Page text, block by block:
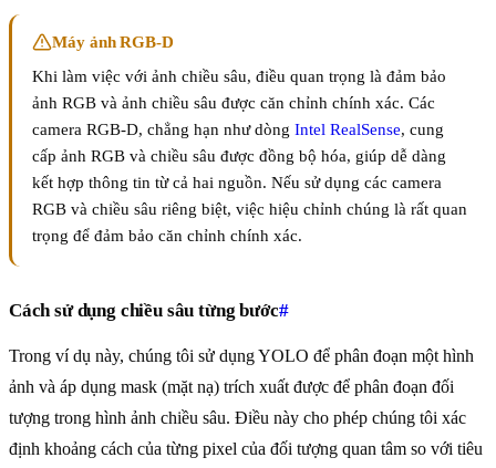
Máy ảnh RGB-D
Khi làm việc với ảnh chiều sâu, điều quan trọng là đảm bảo
ảnh RGB và ảnh chiều sâu được căn chỉnh chính xác. Các
camera RGB-D, chẳng hạn như dòng Intel RealSense, cung
cấp ảnh RGB và chiều sâu được đồng bộ hóa, giúp dễ dàng
kết hợp thông tin từ cả hai nguồn. Nếu sử dụng các camera
RGB và chiều sâu riêng biệt, việc hiệu chỉnh chúng là rất quan
trọng để đảm bảo căn chỉnh chính xác.
Cách sử dụng chiều sâu từng bước#
Trong ví dụ này, chúng tôi sử dụng YOLO để phân đoạn một hình
ảnh và áp dụng mask (mặt nạ) trích xuất được để phân đoạn đối
tượng trong hình ảnh chiều sâu. Điều này cho phép chúng tôi xác
định khoảng cách của từng pixel của đối tượng quan tâm so với tiêu